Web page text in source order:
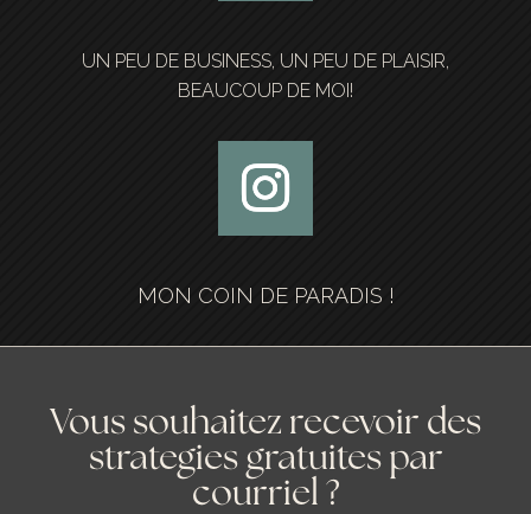
UN PEU DE BUSINESS, UN PEU DE PLAISIR,
BEAUCOUP DE MOI!
MON COIN DE PARADIS !
Vous souhaitez recevoir des
strategies gratuites par
courriel ?